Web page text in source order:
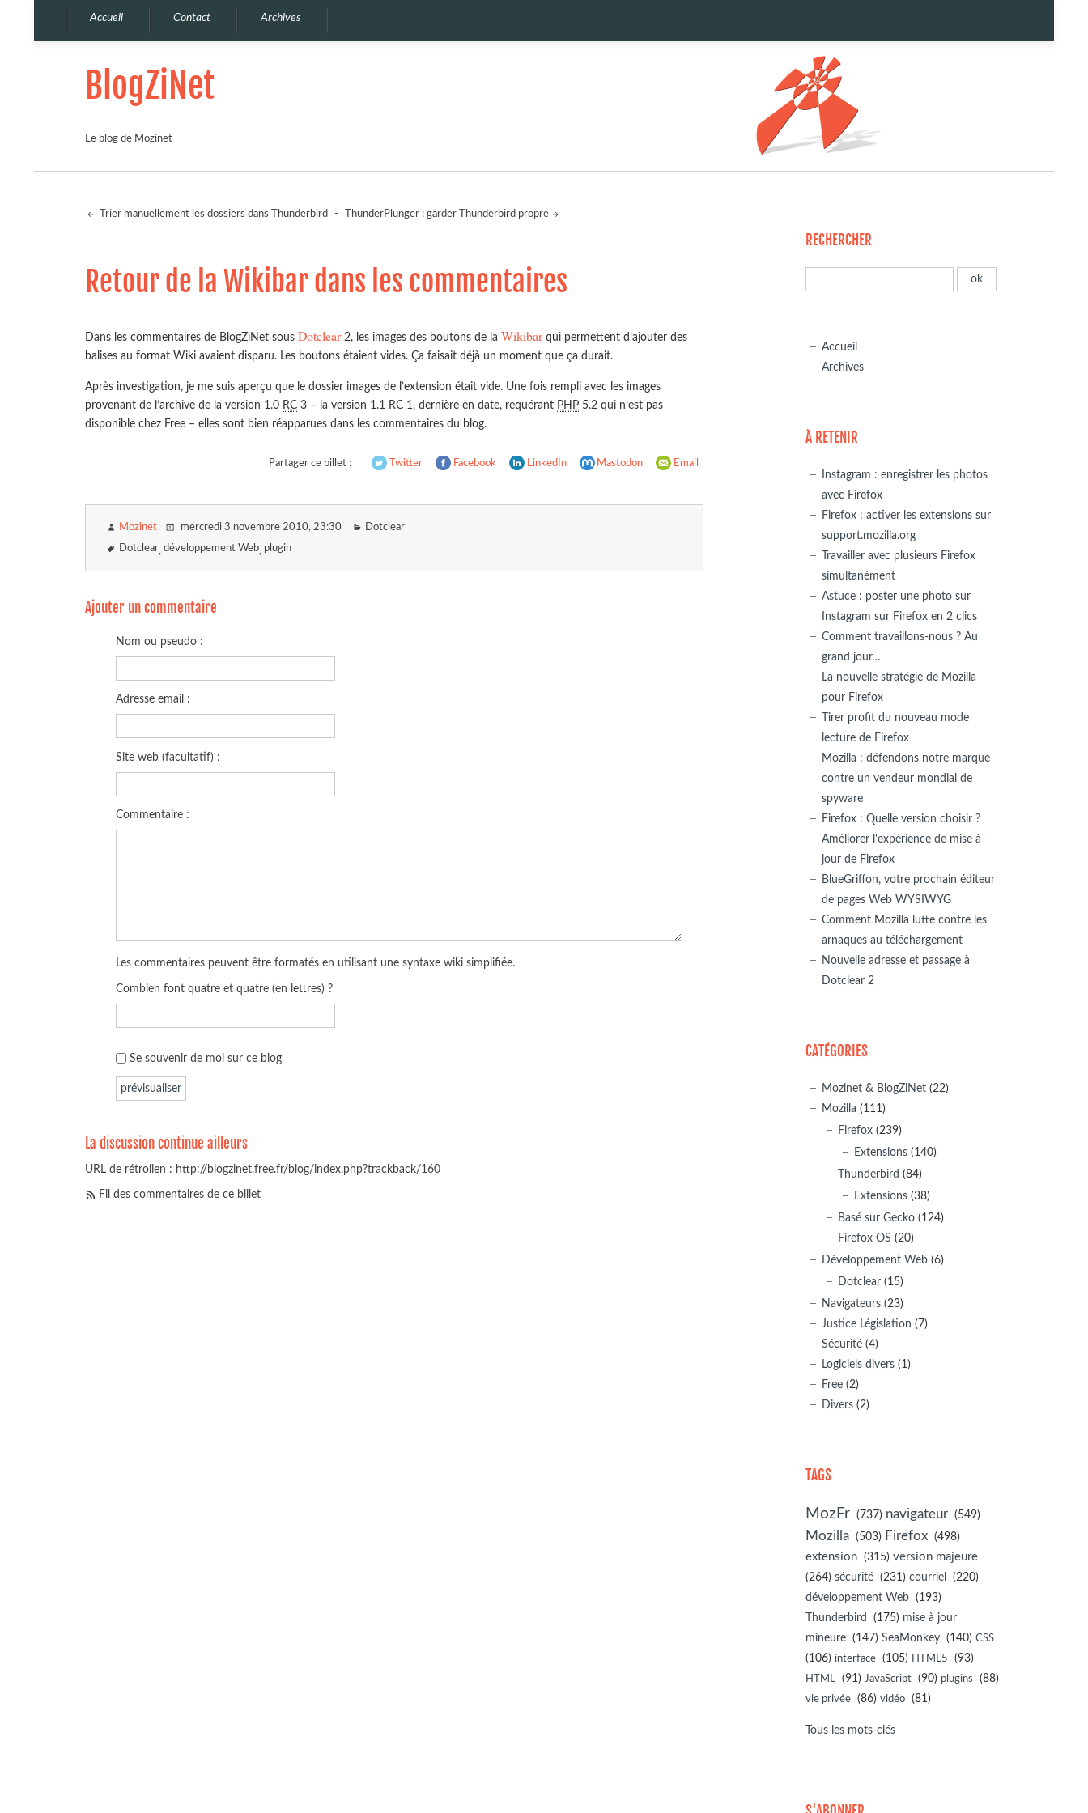
Accueil Contact Archives
BlogZiNet
Le blog de Mozinet
Trier manuellement les dossiers dans Thunderbird - ThunderPlunger : garder Thunderbird propre
Retour de la Wikibar dans les commentaires
Dans les commentaires de BlogZiNet sous Dotclear2, les images des boutons de la Wikibarqui permettent d’ajouter des
balises au format Wiki avaient disparu. Les boutons étaient vides. Ça faisait déjà un moment que ça durait.
Après investigation, je me suis aperçu que le dossier images de l’extension était vide. Une fois rempli avec les images
provenant de l’archive de la version 1.0 RC 3 – la version 1.1 RC 1, dernière en date, requérant PHP 5.2 qui n’est pas
disponible chez Free – elles sont bien réapparues dans les commentaires du blog.
Partager ce billet : Twitter Facebook LinkedIn Mastodon Email
Mozinet mercredi 3 novembre 2010, 23:30 Dotclear
Dotclear développement Web plugin
Ajouter un commentaire
Nom ou pseudo :
Adresse email :
Site web (facultatif) :
Commentaire :
Les commentaires peuvent être formatés en utilisant une syntaxe wiki simplifiée.
Combien font quatre et quatre (en lettres) ?
Se souvenir de moi sur ce blog
La discussion continue ailleurs
URL de rétrolien : http://blogzinet.free.fr/blog/index.php?trackback/160
Fil des commentaires de ce billet
RECHERCHER
Accueil
Archives
À RETENIR
Instagram : enregistrer les photos
avec Firefox
Firefox : activer les extensions sur
support.mozilla.org
Travailler avec plusieurs Firefox
simultanément
Astuce : poster une photo sur
Instagram sur Firefox en 2 clics
Comment travaillons-nous ? Au
grand jour…
La nouvelle stratégie de Mozilla
pour Firefox
Tirer profit du nouveau mode
lecture de Firefox
Mozilla : défendons notre marque
contre un vendeur mondial de
spyware
Firefox : Quelle version choisir ?
Améliorer l'expérience de mise à
jour de Firefox
BlueGriffon, votre prochain éditeur
de pages Web WYSIWYG
Comment Mozilla lutte contre les
arnaques au téléchargement
Nouvelle adresse et passage à
Dotclear 2
CATÉGORIES
Mozinet & BlogZiNet (22)
Mozilla (111)
Firefox (239)
Extensions (140)
Thunderbird (84)
Extensions (38)
Basé sur Gecko (124)
Firefox OS (20)
Développement Web (6)
Dotclear (15)
Navigateurs (23)
Justice Législation (7)
Sécurité (4)
Logiciels divers (1)
Free (2)
Divers (2)
TAGS
MozFr (737) navigateur (549)
Mozilla (503) Firefox (498)
extension (315)version majeure
(264)sécurité (231)courriel
(220)
développement Web (193)
Thunderbird (175) mise à jour
mineure (147)SeaMonkey (140)CSS
(106)interface (105) HTML5 (93)
HTML (91) JavaScript (90) plugins (88)
vie privée (86)vidéo (81)
Tous les mots-clés